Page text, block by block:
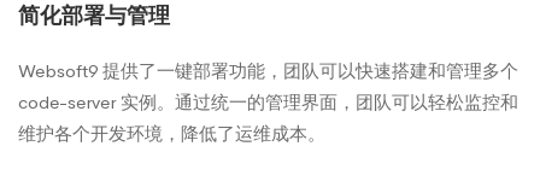
简化部署与管理
Websoft9 提供了一键部署功能，团队可以快速搭建和管理多个
code-server 实例。通过统一的管理界面，团队可以轻松监控和
维护各个开发环境，降低了运维成本。